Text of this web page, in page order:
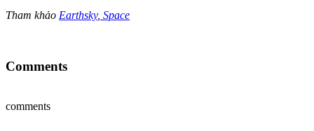
Tham khảo Earthsky, Space
Comments
comments